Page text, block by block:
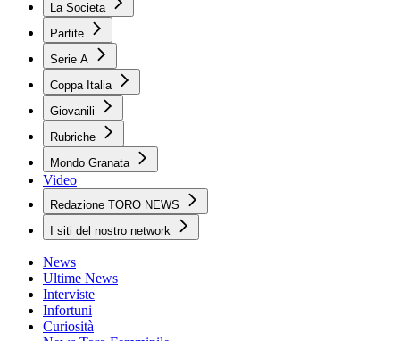
La Societa
Partite
Serie A
Coppa Italia
Giovanili
Rubriche
Mondo Granata
Video
Redazione TORO NEWS
I siti del nostro network
News
Ultime News
Interviste
Infortuni
Curiosità